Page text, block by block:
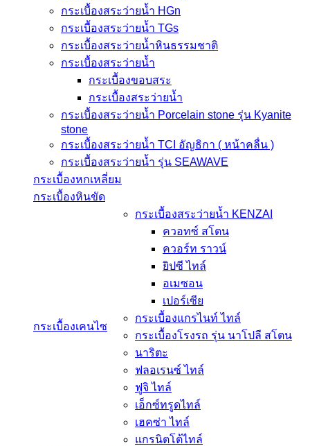
กระเบื้องสระว่ายน้ำ HGn
กระเบื้องสระว่ายน้ำ TGs
กระเบื้องสระว่ายน้ำหินธรรมชาติ
กระเบื้องสระว่ายนํ้า
กระเบื้องขอบสระ
กระเบื้องสระว่ายนํ้า
กระเบื้องสระว่ายนํ้า Porcelain stone รุ่น Kyanite
stone
กระเบื้องสระว่ายนํ้า TCI อัญธิกา ( หน้าคลื่น )
กระเบื้องสระว่ายนํ้า รุ่น SEAWAVE
กระเบื้องหกเหลี่ยม
กระเบื้องหินขัด
กระเบื้องเคนไซ
กระเบื้องสระว่ายน้ำ KENZAI
ควอทซ์ สโตน
ควอร์ท ราวน์
ยิปซี ไทล์
อเมซอน
เปอร์เซีย
กระเบื้องแกรไนท์ ไทล์
กระเบื้องโรงรถ รุ่น นาโปลี สโตน
นาริตะ
ฟลอเรนซ์ ไทล์
ฟูจิ ไทล์
เอ็กซ์ทรูดไทล์
เฮคซ่า ไทล์
แกรนิตโต้ไทล์